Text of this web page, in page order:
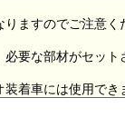
ますのでご注意く
要な部材がセット
着車には使用でき